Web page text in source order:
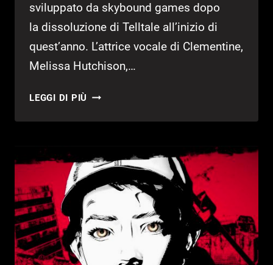
sviluppato da skybound games dopo
la dissoluzione di Telltale all’inizio di
quest’anno. L’attrice vocale di Clementine,
Melissa Hutchison,…
LEGGI DI PIÙ THE
FINAL
SEASON
IN
ESCLUSIVA
SU
EPIC
STORE